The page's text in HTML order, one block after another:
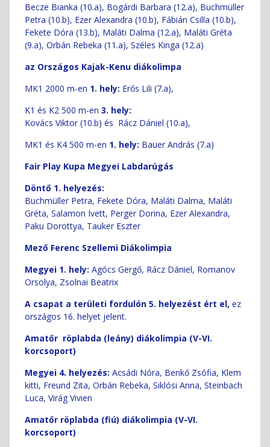
Becze Bianka (10.a), Bogárdi Barbara (12.a), Buchmüller
Petra (10.b), Ezer Alexandra (10.b), Fábián Csilla (10.b),
Fekete Dóra (13.b), Maláti Dalma (12.a), Maláti Gréta
(9.a), Orbán Rebeka (11.a), Széles Kinga (12.a)
az Országos Kajak-Kenu diákolimpa
MK1 2000 m-en 1. hely: Erős Lili (7.a),
K1 és K2 500 m-en 3. hely:
Kovács Viktor (10.b) és Rácz Dániel (10.a),
MK1 és K4 500 m-en 1. hely: Bauer András (7.a)
Fair Play Kupa Megyei Labdarúgás
Döntő 1. helyezés:
Buchmüller Petra, Fekete Dóra, Maláti Dalma, Maláti
Gréta, Salamon Ivett, Perger Dorina, Ezer Alexandra,
Paku Dorottya, Tauker Eszter
Mező Ferenc Szellemi Diákolimpia
Megyei 1. hely: Agócs Gergő, Rácz Dániel, Romanov
Orsolya, Zsolnai Beatrix
A csapat a területi fordulón 5. helyezést ért el, ez
országos 16. helyet jelent.
Amatőr röplabda (leány) diákolimpia (V-VI.
korcsoport)
Megyei 4. helyezés: Acsádi Nóra, Benkő Zsófia, Klem
kitti, Freund Zita, Orbán Rebeka, Siklósi Anna, Steinbach
Luca, Virág Vivien
Amatőr röplabda (fiú) diákolimpia (V-VI.
korcsoport)